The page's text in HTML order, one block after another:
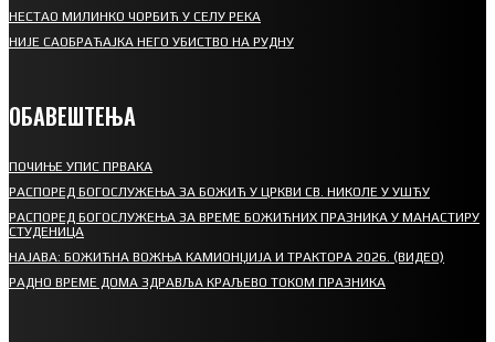
НЕСТАО МИЛИНКО ЧОРБИЋ У СЕЛУ РЕКА
НИЈЕ САОБРАЋАЈКА НЕГО УБИСТВО НА РУДНУ
ОБАВЕШТЕЊА
ПОЧИЊЕ УПИС ПРВАКА
РАСПОРЕД БОГОСЛУЖЕЊА ЗА БОЖИЋ У ЦРКВИ СВ. НИКОЛЕ У УШЋУ
РАСПОРЕД БОГОСЛУЖЕЊА ЗА ВРЕМЕ БОЖИЋНИХ ПРАЗНИКА У МАНАСТИРУ
СТУДЕНИЦА
НАЈАВА: БОЖИЋНА ВОЖЊА КАМИОНЏИЈА И ТРАКТОРА 2026. (ВИДЕО)
РАДНО ВРЕМЕ ДОМА ЗДРАВЉА КРАЉЕВО ТОКОМ ПРАЗНИКА